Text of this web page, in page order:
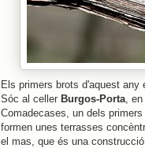
Els primers brots d'aquest
Sóc al celler Burgos-Porta, en
Comadecases, un dels
formen unes terrasses
el mas, que és una